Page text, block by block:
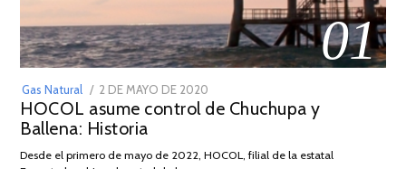
01
Gas Natural
POSTED
ON
2 DE MAYO DE 2020
DE
2026
HOCOL asume control de Chuchupa y
Ballena: Historia
Desde el primero de mayo de 2022, HOCOL, filial de la estatal